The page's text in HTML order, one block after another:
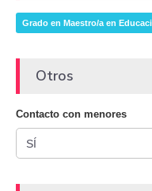
Grado en Maestro/a en
Otros
Contacto con menores